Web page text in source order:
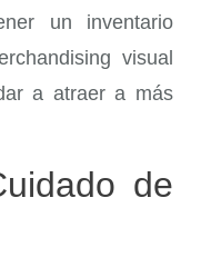
un inventario
visual
a atraer a más
de